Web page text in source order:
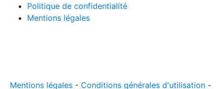
Politique de confidentialité
Mentions légales
Mentions légales - Conditions générales d'utilisation -